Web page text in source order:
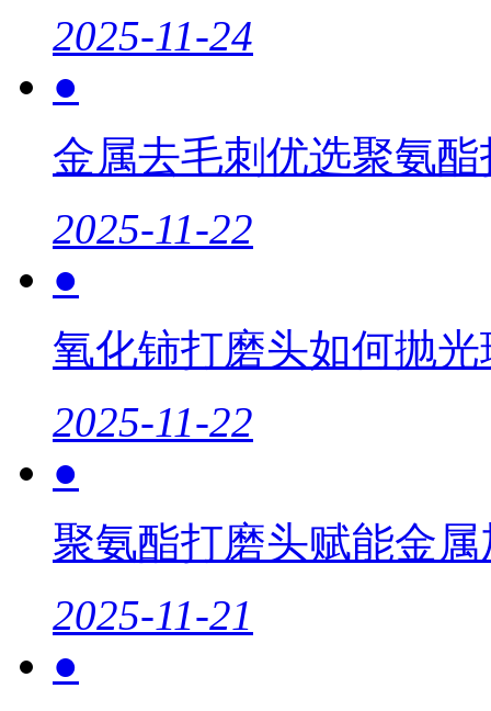
2025-11-24
●
金属去毛刺优选聚氨
2025-11-22
●
氧化铈打磨头如何抛
2025-11-22
●
聚氨酯打磨头赋能金
2025-11-21
●